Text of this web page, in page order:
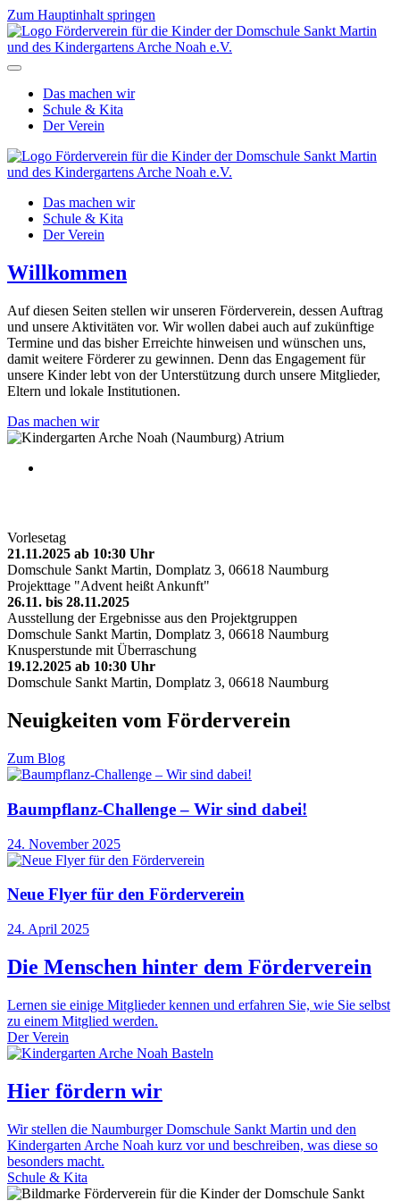
Zum Hauptinhalt springen
Das machen wir
Schule & Kita
Der Verein
Das machen wir
Schule & Kita
Der Verein
Willkommen
Auf diesen Seiten stellen wir unseren Förderverein, dessen Auftrag
und unsere Aktivitäten vor. Wir wollen dabei auch auf zukünftige
Termine und das bisher Erreichte hinweisen und wünschen uns,
damit weitere Förderer zu gewinnen. Denn das Engagement für
unsere Kinder lebt von der Unterstützung durch unsere Mitglieder,
Eltern und lokale Institutionen.
Das machen wir
Vorlesetag
21.11.2025 ab 10:30 Uhr
Domschule Sankt Martin, Domplatz 3, 06618 Naumburg
Projekttage "Advent heißt Ankunft"
26.11. bis 28.11.2025
Ausstellung der Ergebnisse aus den Projektgruppen
Domschule Sankt Martin, Domplatz 3, 06618 Naumburg
Knusperstunde mit Überraschung
19.12.2025 ab 10:30 Uhr
Domschule Sankt Martin, Domplatz 3, 06618 Naumburg
Neuigkeiten vom Förderverein
Zum Blog
Baumpflanz-Challenge – Wir sind dabei!
24. November 2025
Neue Flyer für den Förderverein
24. April 2025
Die Menschen hinter dem Förderverein
Lernen sie einige Mitglieder kennen und erfahren Sie, wie Sie selbst
zu einem Mitglied werden.
Der Verein
Hier fördern wir
Wir stellen die Naumburger Domschule Sankt Martin und den
Kindergarten Arche Noah kurz vor und beschreiben, was diese so
besonders macht.
Schule & Kita